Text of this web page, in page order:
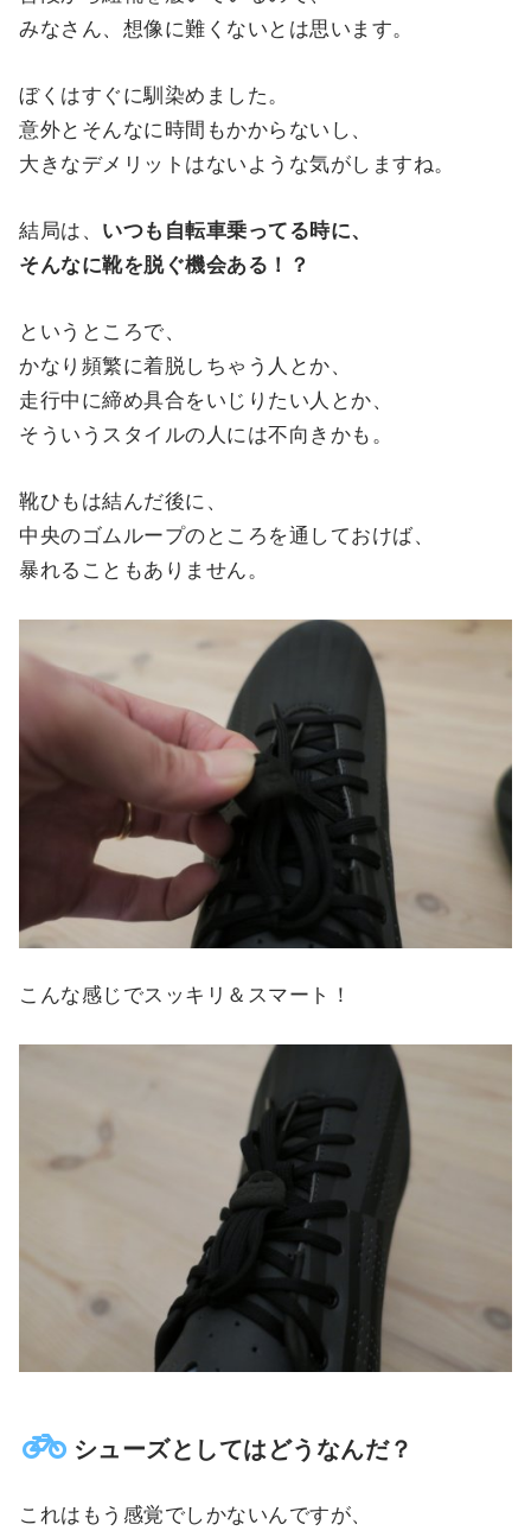
みなさん、想像に難くないとは思います。
ぼくはすぐに馴染めました。
意外とそんなに時間もかからないし、
大きなデメリットはないような気がしますね。
結局は、 いつも自転車乗ってる時に、
そんなに靴を脱ぐ機会ある！？
というところで、
かなり頻繁に着脱しちゃう人とか、
走行中に締め具合をいじりたい人とか、
そういうスタイルの人には不向きかも。
靴ひもは結んだ後に、
中央のゴムループのところを通しておけば、
暴れることもありません。
こんな感じでスッキリ＆スマート！
シューズとしてはどうなんだ？
これはもう感覚でしかないんですが、